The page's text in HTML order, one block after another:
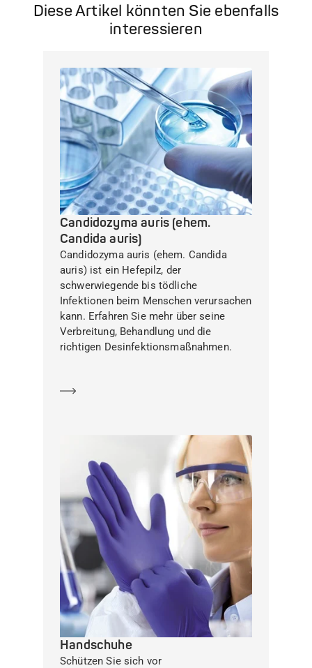
Diese Artikel könnten Sie ebenfalls
interessieren
Candidozyma auris (ehem.
Candida auris)
Candidozyma auris (ehem. Candida
auris) ist ein Hefepilz, der
schwerwiegende bis tödliche
Infektionen beim Menschen verursachen
kann. Erfahren Sie mehr über seine
Verbreitung, Behandlung und die
richtigen Desinfektionsmaßnahmen.
Handschuhe
Schützen Sie sich vor